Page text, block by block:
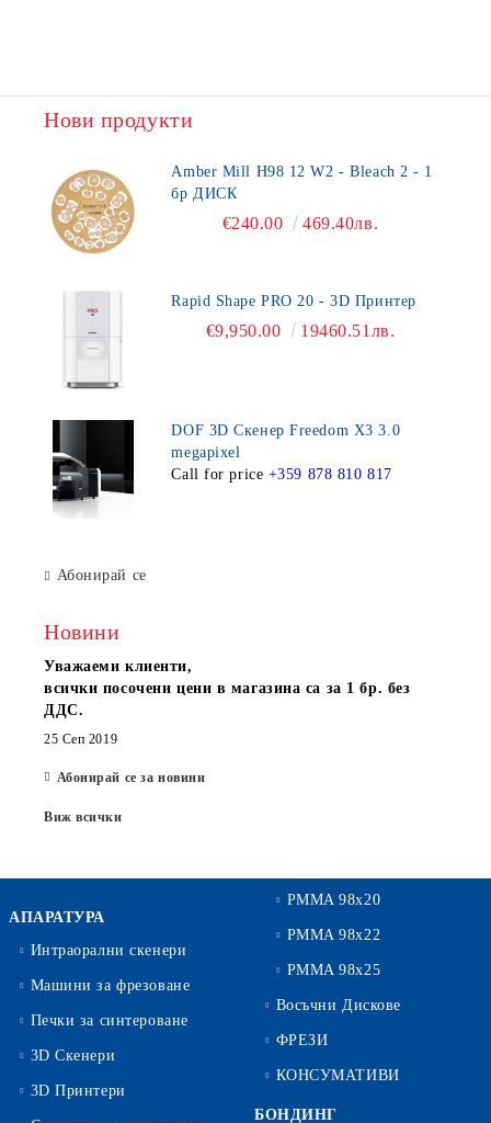
Нови продукти
Amber Mill H98 12 W2 - Bleach 2 - 1
бр ДИСК
€240.00 469.40лв.
Rapid Shape PRO 20 - 3D Принтер
€9,950.00 19460.51лв.
DOF 3D Скенер Freedom X3 3.0
megapixel
Call for price +359 878 810 817
Абонирай се
Новини
Уважаеми клиенти,
всички посочени цени в магазина са за 1 бр. без
ДДС.
25 Сеп 2019
Абонирай се за новини
Виж всички
АПАРАТУРА
Интраорални скенери
Машини за фрезоване
Печки за синтероване
3D Скенери
3D Принтери
PMMA 98x20
PMMA 98x22
PMMA 98x25
Восъчни Дискове
ФРЕЗИ
КОНСУМАТИВИ
БОНДИНГ